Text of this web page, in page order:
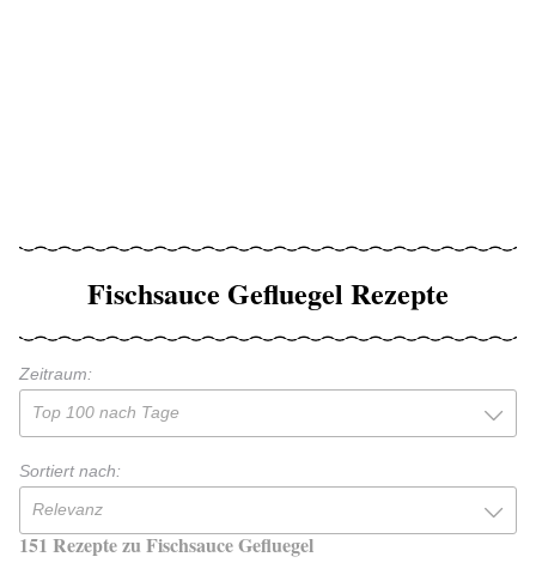
Fischsauce Gefluegel Rezepte
Zeitraum:
Top 100 nach Tage
Sortiert nach:
Relevanz
151 Rezepte zu Fischsauce Gefluegel